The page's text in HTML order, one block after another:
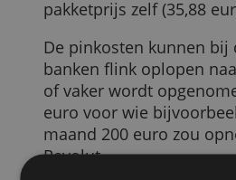
niet allemaal dezelfde
verschillen zijn
Wie bijvoorbeeld
100 euro opneemt, is